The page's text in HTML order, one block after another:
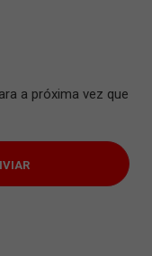
a próxima vez que